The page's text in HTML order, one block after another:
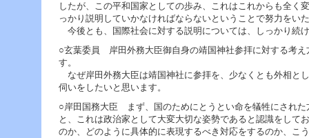
したが、この平和国家としての歩み、これはこれからも全く
っかり説明していかなければならないということで努力をい
今後とも、国際社会に対する説明については、しっかり続
○玄葉委員 岸田外務大臣御自身の靖国神社参拝に対する考
す。
なぜ岸田外務大臣は靖国神社に参拝を、少なくとも外相と
伺いをしたいと思います。
○岸田国務大臣 まず、国のためにとうとい命を犠牲にされ
と、これは政治家として大変大切な姿勢であると認識をして
のか、どのように具体的に表現するべき対応をするのか、こ